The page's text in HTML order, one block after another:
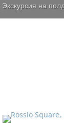
Экскурсия на